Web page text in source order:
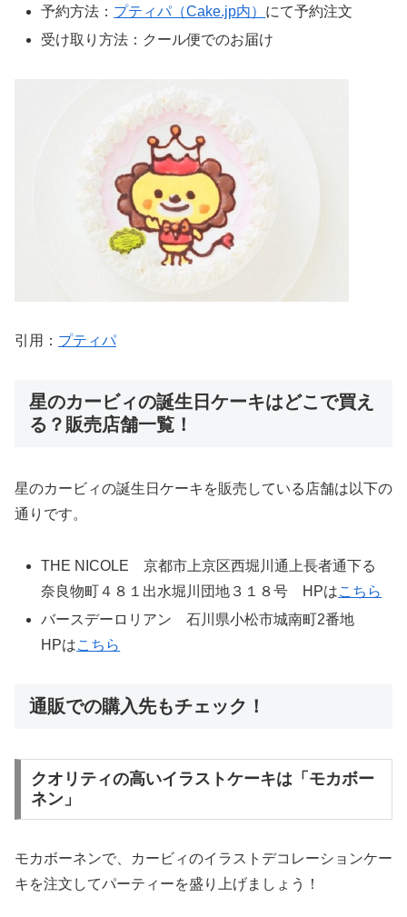
予約方法： プティパ（Cake.jp内） にて予約注文
受け取り方法：クール便でのお届け
引用： プティパ
星のカービィの誕生日ケーキはどこで買え
る？販売店舗一覧！
星のカービィの誕生日ケーキを販売している店舗は以下の
通りです。
THE NICOLE 京都市上京区西堀川通上長者通下る
奈良物町４８１出水堀川団地３１８号 HPはこちら
バースデーロリアン 石川県小松市城南町2番地
HPはこちら
通販での購入先もチェック！
クオリティの高いイラストケーキは「モカボー
ネン」
モカボーネンで、カービィのイラストデコレーションケー
キを注文してパーティーを盛り上げましょう！